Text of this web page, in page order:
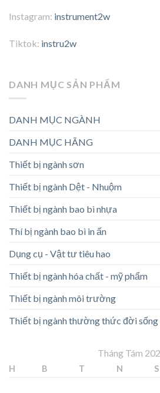
Instagram: instrument2w
Tiktok: instru2w
DANH MỤC SẢN PHẨM
DANH MỤC NGÀNH
DANH MỤC HÃNG
Thiết bị ngành sơn
Thiết bị ngành Dệt - Nhuộm
Thiết bị ngành bao bì nhựa
Thí bị ngành bao bì in ấn
Dụng cụ - Vật tư tiêu hao
Thiết bị ngành hóa chất - mỹ phẩm
Thiết bị ngành môi trường
Thiết bị ngành thường thức đời sống
Tháng Tám
H B T N S